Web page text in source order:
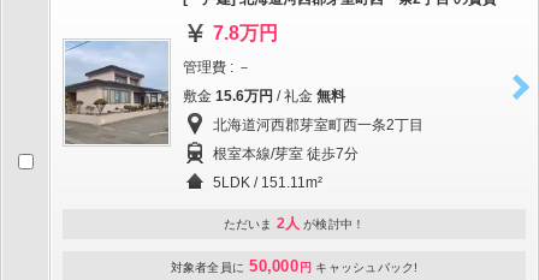
7.8万円
管理費 : －
敷金 15.6万円 / 礼金 無料
北海道河西郡芽室町西一条2丁目
根室本線/芽室 徒歩7分
5LDK / 151.11m²
ただいま 2人 が検討中！
対象者全員に 50,000 円 キャッシュバック!